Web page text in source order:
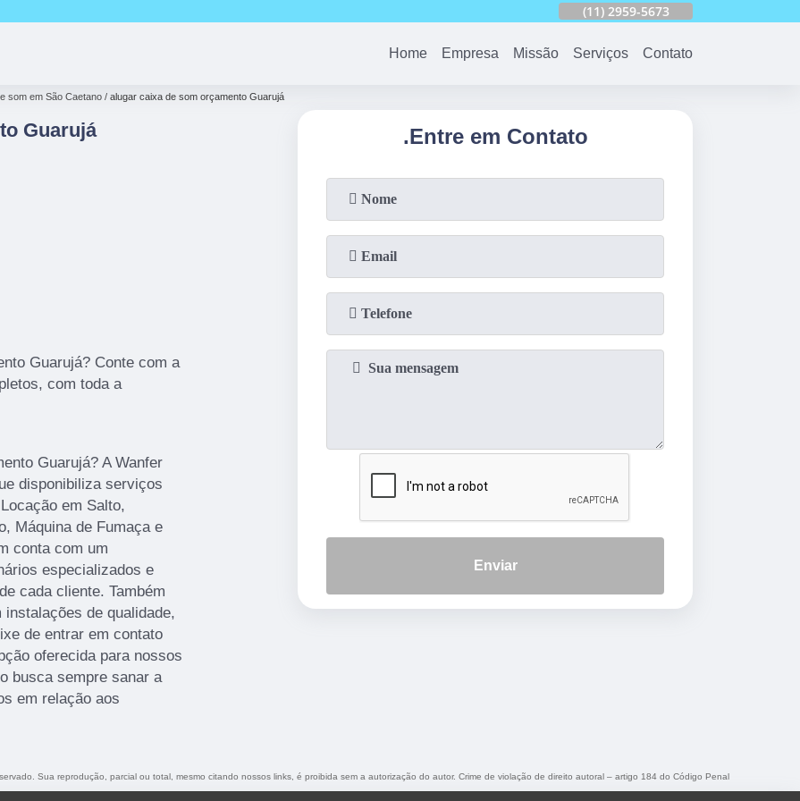
(11) 2959-5673
Home Empresa Missão Serviços Contato
som em São Caetano alugar caixa de som orçamento Guarujá
Guarujá
Guarujá? Conte com a
com toda a
Guarujá? A Wanfer
disponibiliza serviços
em Salto,
Máquina de Fumaça e
conta com um
especializados e
cada cliente. Também
de qualidade,
de entrar em contato
oferecida para nossos
busca sempre sanar a
em relação aos
.Entre em Contato
Enviar
Sua reprodução, parcial ou total, mesmo citando nossos links, é proibida sem a autorização do autor. Crime de violação de direito autoral – artigo 184 do Código Penal